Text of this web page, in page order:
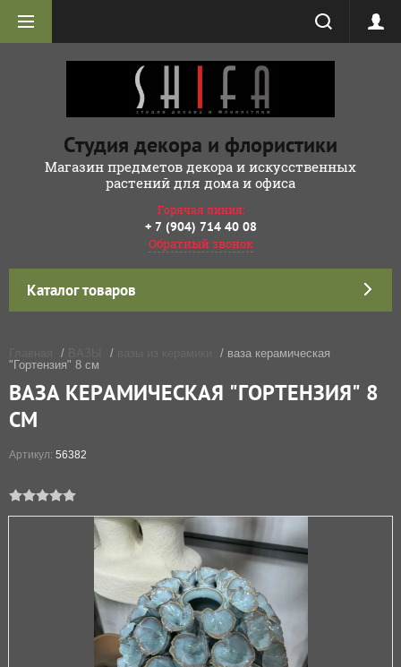
Студия декора и флористики
Магазин предметов декора и искусственных
растений для дома и офиса
Горячая линия:
+ 7 (904) 714 40 08
Обратный звонок
Каталог товаров
/ /
/ ваза керамическая
"Гортензия" 8 см
ВАЗА КЕРАМИЧЕСКАЯ "ГОРТЕНЗИЯ" 8
СМ
Артикул: 56382